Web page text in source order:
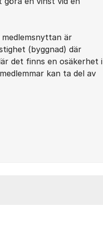
är
(byggnad) där
det finns en osäkerhet i
kan ta del av